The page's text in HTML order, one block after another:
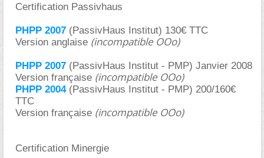
Certification Passivhaus
PHPP 2007 (PassivHaus Institut) 130€ TTC
Version anglaise (incompatible OOo)
PHPP 2007 (PassivHaus Institut - PMP) Janvier 2008
Version française (incompatible OOo)
PHPP 2004(PassivHaus Institut - PMP) 200/160
TTC
Version française (incompatible OOo)
Certification Minergie